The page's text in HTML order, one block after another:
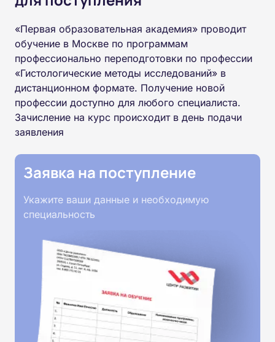
«Первая образовательная академия» проводит
обучение в Москве по программам
профессионально переподготовки по профессии
«Гистологические методы исследований» в
дистанционном формате. Получение новой
профессии доступно для любого специалиста.
Зачисление на курс происходит в день подачи
заявления
Заявка на поступление
Укажите ваши данные и необходимую
специальность